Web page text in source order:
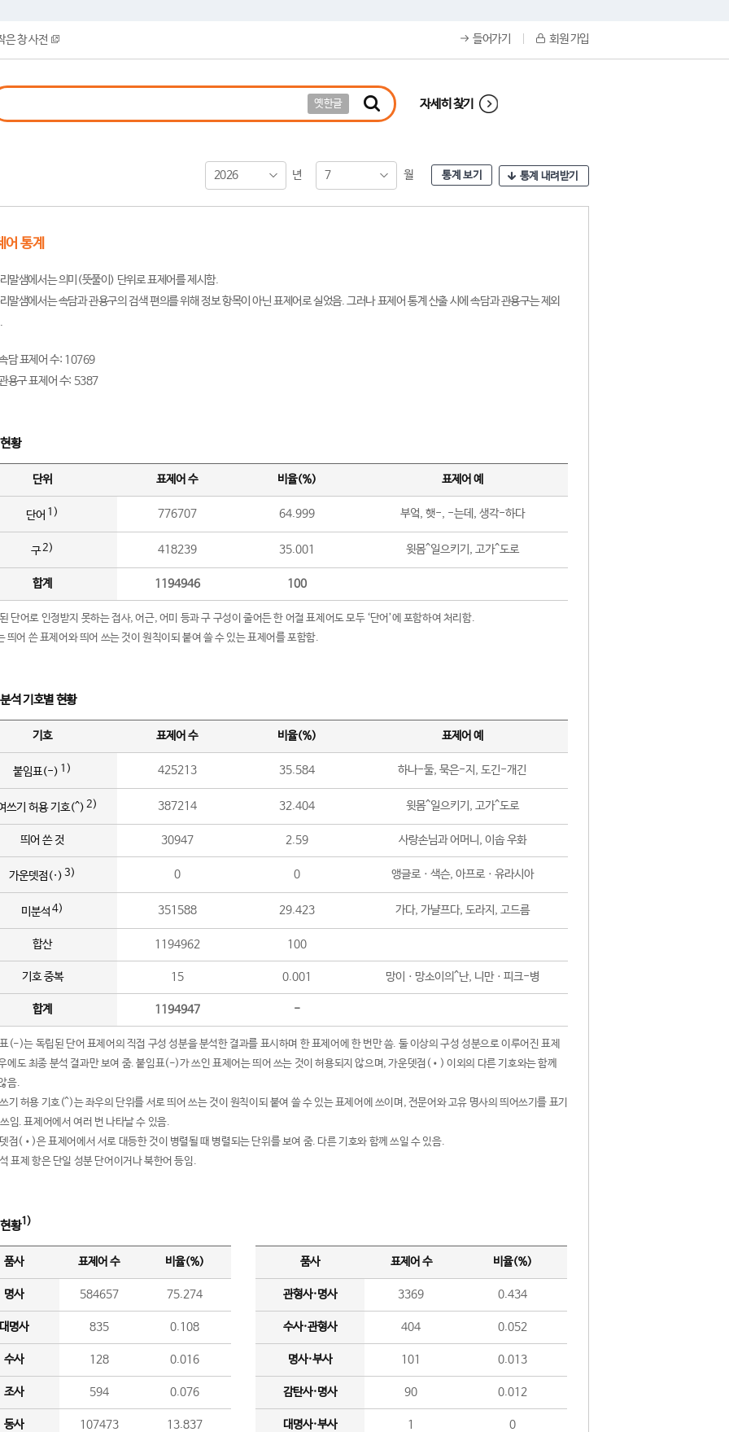
은 창 사전 들어가기 회원 가입
옛한글 자세히 찾기
2026 년 7 월 통계 보기 통계 내려받기
어 통계
말샘에서는 의미(뜻풀이) 단위로 표제어를 제시함.
말샘에서는 속담과 관용구의 검색 편의를 위해 정보 항목이 아닌 표제어로 실었음. 그러나 표제어 통계 산출 시에 속담과 관용구는 제외
담 표제어 수: 10769
용구 표제어 수: 5387
황
단위 표제어 수 비율(%) 표제어 예
단어 1) 776707 64.999 부엌, 햇-, -는데, 생각-하다
구2) 418239 35.001 윗몸^일으키기, 고가^도로
합계 1194946 100
단어로 인정받지 못하는 접사, 어근, 어미 등과 구 구성이 줄어든 한 어절 표제어도 모두 ‘단어’에 포함하여 처리함.
띄어 쓴 표제어와 띄어 쓰는 것이 원칙이되 붙여 쓸 수 있는 표제어를 포함함.
석 기호별 현황
기호 표제어 수 비율(%) 표제어 예
붙임표(-) 1) 425213 35.584 하나-둘, 묵은-지, 도긴-개긴
쓰기 허용 기호(^) 2) 387214 32.404 윗몸^일으키기, 고가^도로
띄어 쓴 것 30947 2.59 사랑손님과 어머니, 이솝 우화
가운뎃점(·) 3) 0 0 앵글로ㆍ색슨, 아프로ㆍ유라시아
미분석 4) 351588 29.423 가다, 가냘프다, 도라지, 고드름
합산 1194962 100
기호 중복 15 0.001 망이ㆍ망소이의^난, 니만ㆍ피크-병
합계 1194947 -
(-)는 독립된 단어 표제어의 직접 구성 성분을 분석한 결과를 표시하며 한 표제어에 한 번만 씀. 둘 이상의 구성 성분으로 이루어진 표제
에도 최종 분석 결과만 보여 줌. 붙임표(-)가 쓰인 표제어는 띄어 쓰는 것이 허용되지 않으며, 가운뎃점(•) 이외의 다른 기호와는 함께
음.
기 허용 기호(^)는 좌우의 단위를 서로 띄어 쓰는 것이 원칙이되 붙여 쓸 수 있는 표제어에 쓰이며, 전문어와 고유 명사의 띄어쓰기를 표기
임. 표제어에서 여러 번 나타날 수 있음.
점(•)은 표제어에서 서로 대등한 것이 병렬될 때 병렬되는 단위를 보여 줌. 다른 기호와 함께 쓰일 수 있음.
표제 항은 단일 성분 단어이거나 북한어 등임.
황1)
품사 표제어 수 비율(%)
명사 584657 75.274
명사 835 0.108
수사 128 0.016
조사 594 0.076
동사 107473 13.837
품사 표제어 수 비율(%)
관형사·명사 3369 0.434
수사·관형사 404 0.052
명사·부사 101 0.013
감탄사·명사 90 0.012
대명사·부사 1 0